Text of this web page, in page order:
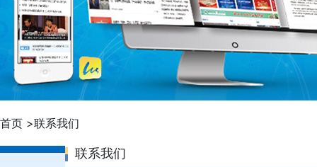
首页 >联系我们
联系我们